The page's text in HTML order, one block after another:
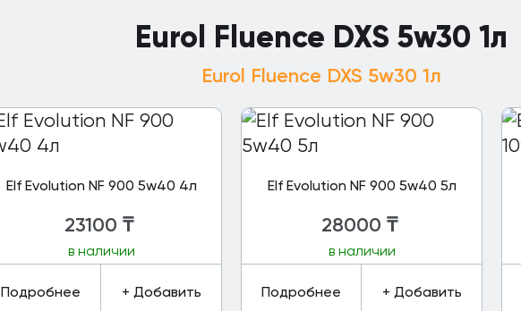
Eurol Fluence DXS 5w30 1л
Eurol Fluence DXS 5w30 1л
Elf Evolution NF 900 5w40 4л
23100 ₸
в наличии
Подробнее + Добавить
Elf Evolution NF 900 5w40 5л
28000 ₸
в наличии
Подробнее + Добавить